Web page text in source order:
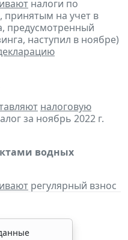
налоги по
на учет в
предусмотренный
наступил в ноябре)
налоговую
за ноябрь 2022 г.
водных
регулярный взнос